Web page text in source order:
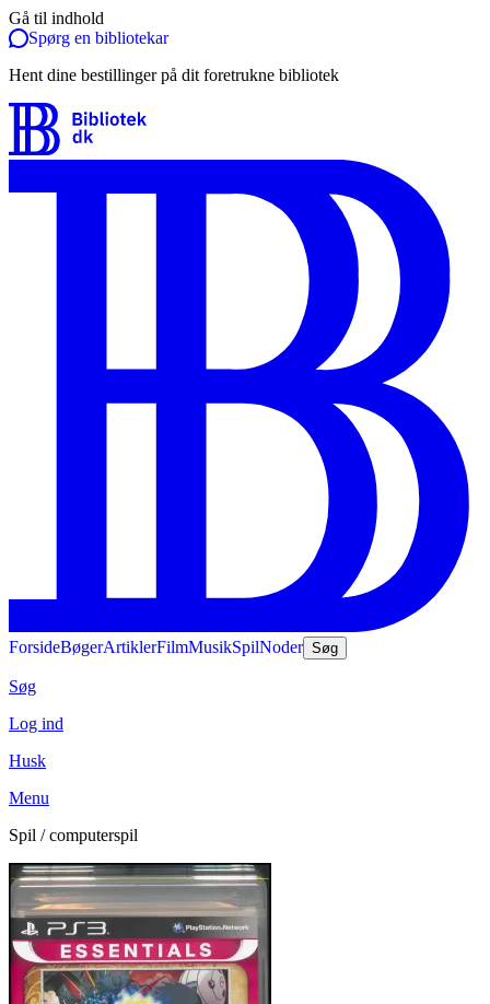
Gå til indhold
Spørg en bibliotekar
Hent dine bestillinger på dit foretrukne bibliotek
ForsideBøgerArtiklerFilmMusikSpilNoder Søg
Søg
Log ind
Husk
Menu
Spil / computerspil